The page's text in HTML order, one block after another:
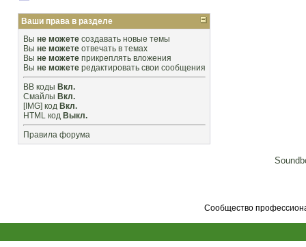
Ваши права в разделе
Вы не можете создавать новые темы
Вы не можете отвечать в темах
Вы не можете прикреплять вложения
Вы не можете редактировать свои сообщения
BB коды Вкл.
Смайлы Вкл.
[IMG] код Вкл.
HTML код Выкл.
Правила форума
Сообщество